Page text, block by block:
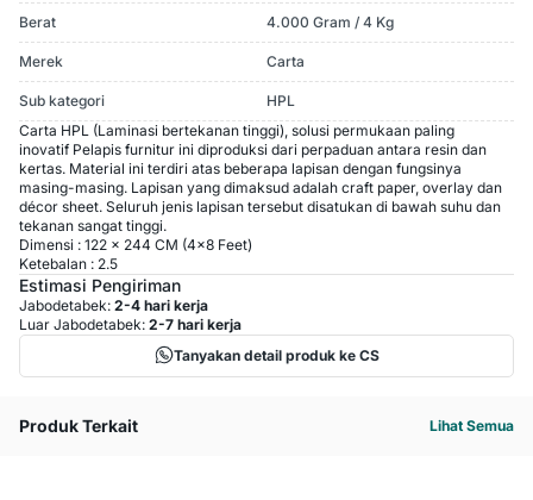
Berat 4.000 Gram / 4 Kg
Merek Carta
Sub kategori
HPL
Carta HPL (Laminasi bertekanan tinggi), solusi permukaan paling
inovatif Pelapis furnitur ini diproduksi dari perpaduan antara resin dan
kertas. Material ini terdiri atas beberapa lapisan dengan fungsinya
masing-masing. Lapisan yang dimaksud adalah craft paper, overlay dan
décor sheet. Seluruh jenis lapisan tersebut disatukan di bawah suhu dan
tekanan sangat tinggi.
Dimensi : 122 x 244 CM (4x8 Feet)
Ketebalan : 2.5
Estimasi Pengiriman
Jabodetabek: 2-4 hari kerja
Luar Jabodetabek: 2-7 hari kerja
Tanyakan detail produk ke CS
Produk Terkait Lihat Semua